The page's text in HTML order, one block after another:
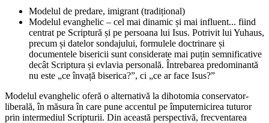
Modelul de predare, imigrant (tradițional)
Modelul evanghelic – cel mai dinamic și mai influent... fiind
centrat pe Scriptură și pe persoana lui Isus. Potrivit lui Yuhaus,
precum și datelor sondajului, formulele doctrinare și
documentele bisericii sunt considerate mai puțin semnificative
decât Scriptura și evlavia personală. Întrebarea predominantă
nu este „ce învață biserica?”, ci „ce ar face Isus?”
Modelul evanghelic oferă o alternativă la dihotomia conservator-
liberală, în măsura în care pune accentul pe împuternicirea tuturor
prin intermediul Scripturii. Din această perspectivă, frecventarea